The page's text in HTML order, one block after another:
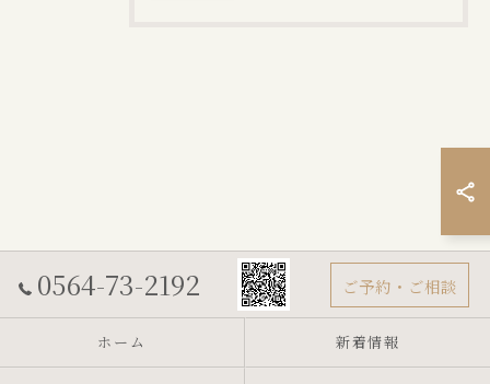
0564-73-2192 ご予約・ご相談
ホーム 新着情報